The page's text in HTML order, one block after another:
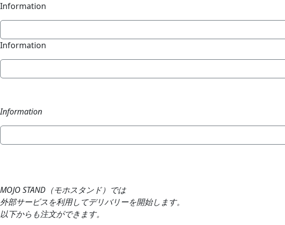
Information
Information
Information
MOJO STAND（モホスタンド）では
外部サービスを利用してデリバリーを開始します。
以下からも注文ができます。